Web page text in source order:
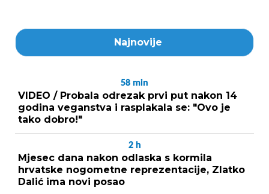
Najnovije
58 min
VIDEO / Probala odrezak prvi put nakon 14
godina veganstva i rasplakala se: "Ovo je
tako dobro!"
2 h
Mjesec dana nakon odlaska s kormila
hrvatske nogometne reprezentacije, Zlatko
Dalić ima novi posao